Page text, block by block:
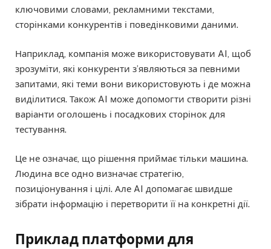
ключовими словами, рекламними текстами,
сторінками конкурентів і поведінковими даними.
Наприклад, компанія може використовувати AI, щоб
зрозуміти, які конкуренти з’являються за певними
запитами, які теми вони використовують і де можна
виділитися. Також AI може допомогти створити різні
варіанти оголошень і посадкових сторінок для
тестування.
Це не означає, що рішення приймає тільки машина.
Людина все одно визначає стратегію,
позиціонування і цілі. Але AI допомагає швидше
зібрати інформацію і перетворити її на конкретні дії.
Приклад платформи для